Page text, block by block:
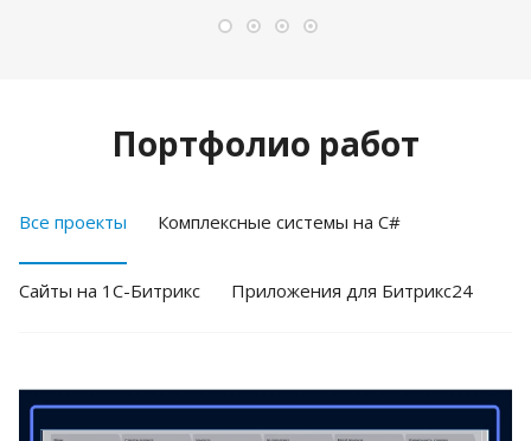
Портфолио работ
Все проекты Комплексные системы на C#
Cайты на 1С-Битрикс Приложения для Битрикс24